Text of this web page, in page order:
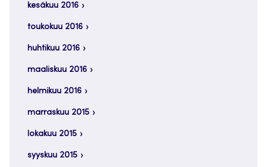
kesäkuu 2016
toukokuu 2016
huhtikuu 2016
maaliskuu 2016
helmikuu 2016
marraskuu 2015
lokakuu 2015
syyskuu 2015